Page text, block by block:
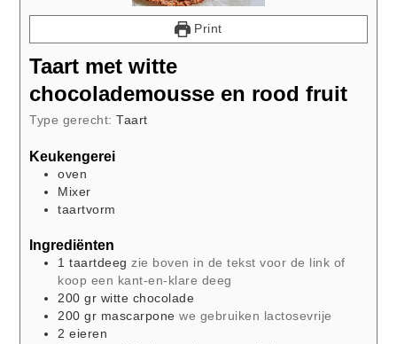
Print
Taart met witte
chocolademousse en rood fruit
Type gerecht:Taart
Keukengerei
oven
Mixer
taartvorm
Ingrediënten
1taartdeeg zie boven in de tekst voor de link of
koop een kant-en-klare deeg
200 gr witte chocolade
200gr mascarpone we gebruiken lactosevrije
2eieren